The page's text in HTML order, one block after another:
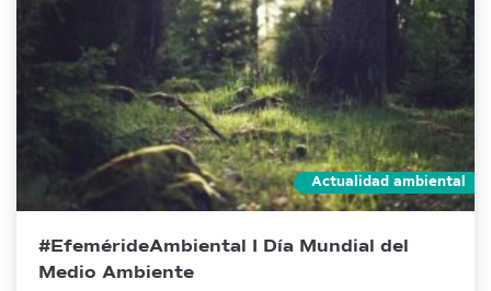
Actualidad ambiental
#EfemérideAmbiental I Día Mundial del
Medio Ambiente